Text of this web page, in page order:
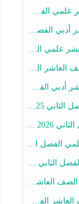
2025-2026
2025-2026
2025-2026
2025-2026
2025-2026
2025-2026
الليثي
أ عمرو فايز
أ عمرو فايز
أ أحمد نبيه
أ أحمد نبيه